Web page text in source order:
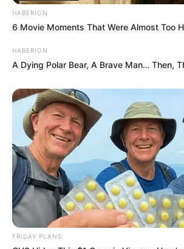
HABERION
6 Movie Moments That Were Almost Too
HABERION
A Dying Polar Bear, A Brave Man… Then,
FRIDAY PLANS